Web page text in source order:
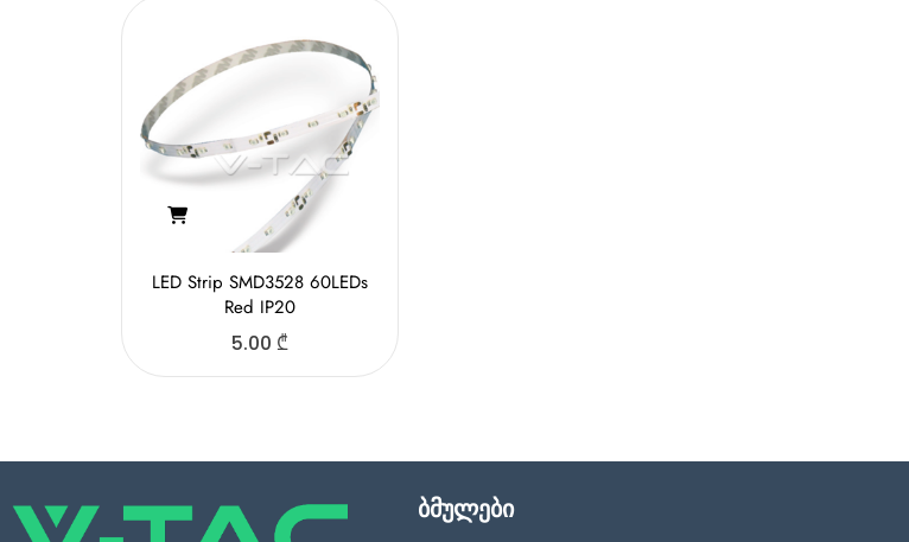
LED Strip SMD3528 60LEDs
Red IP20
5.00 ₾
ბმულები